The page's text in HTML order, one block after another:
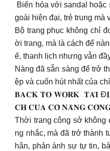
Biến hóa với sandal
goài hiện đại, trẻ trung mà
Bộ trang phục không chỉ
ời trang, mà là cách để
ế, thanh lịch nhưng vẫn
Nàng đã sẵn sàng để trở
ệp và cuốn hút nhất của
𝐁𝐀𝐂𝐊 𝐓𝐎 𝐖𝐎𝐑𝐊 𝐓𝐀́𝐈
𝐂𝐇 𝐂𝐔̉𝐀 𝐂𝐎̂ 𝐍𝐀̀𝐍𝐆 𝐂𝐎̂𝐍𝐆
Thời trang công sở không
ng nhắc, mà đã trở thành
hân, phản ánh sự tự tin,